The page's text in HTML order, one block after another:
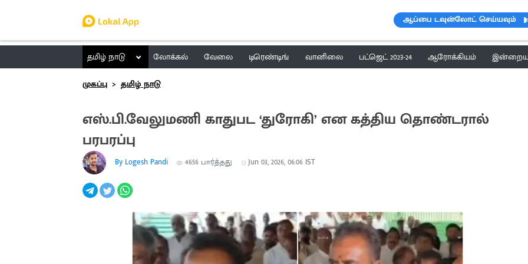
ஆப்பை டவுன்லோட் செய்யவும்
தமிழ் நாடு லோக்கல் வேலை டிரெண்டிங் வானிலை பட்ஜெட் 2023-24 ஆரோக்கியம் இன்றைய
முகப்பு
தமிழ் நாடு
எஸ்.பி.வேலுமணி காதுபட ‘துரோகி’ என கத்திய தொண்டரால்
பரபரப்பு
By Logesh Pandi 4656 பார்த்தது Jun 03, 2026, 06:06 IST